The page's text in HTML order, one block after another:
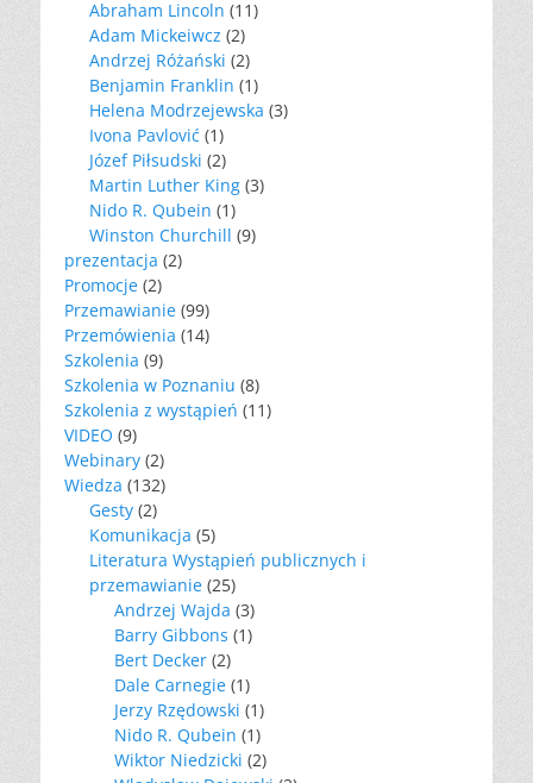
Abraham Lincoln (11)
Adam Mickeiwcz (2)
Andrzej Różański (2)
Benjamin Franklin (1)
Helena Modrzejewska (3)
Ivona Pavlović (1)
Józef Piłsudski (2)
Martin Luther King (3)
Nido R. Qubein (1)
Winston Churchill (9)
prezentacja (2)
Promocje (2)
Przemawianie (99)
Przemówienia (14)
Szkolenia (9)
Szkolenia w Poznaniu (8)
Szkolenia z wystąpień (11)
VIDEO (9)
Webinary (2)
Wiedza (132)
Gesty (2)
Komunikacja (5)
Literatura Wystąpień publicznych i
przemawianie (25)
Andrzej Wajda (3)
Barry Gibbons (1)
Bert Decker (2)
Dale Carnegie (1)
Jerzy Rzędowski (1)
Nido R. Qubein (1)
Wiktor Niedzicki (2)